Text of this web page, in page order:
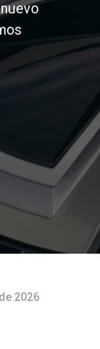
2026